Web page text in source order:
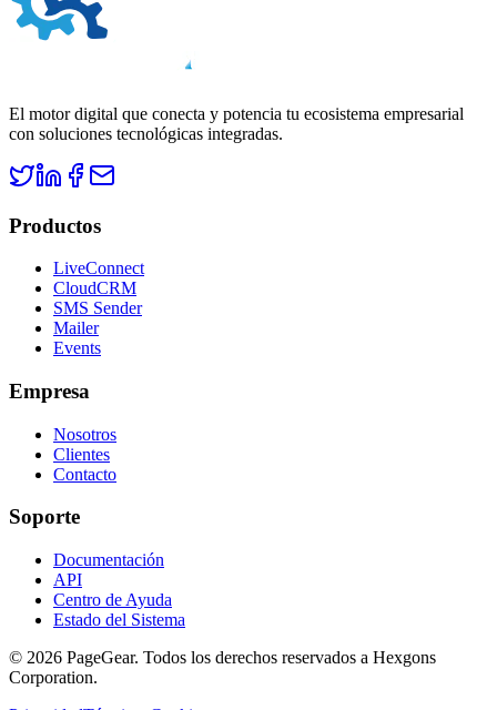
El motor digital que conecta y potencia tu ecosistema empresarial
con soluciones tecnológicas integradas.
Productos
LiveConnect
CloudCRM
SMS Sender
Mailer
Events
Empresa
Nosotros
Clientes
Contacto
Soporte
Documentación
API
Centro de Ayuda
Estado del Sistema
© 2026 PageGear. Todos los derechos reservados a Hexgons
Corporation.